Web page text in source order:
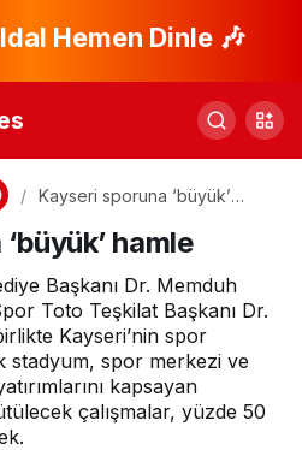
Hemen Dinle 🎶
Kayseri sporuna ‘büyük’
hamle
Başkanı Dr. Memduh
Toto Teşkilat Başkanı Dr.
Kayseri’nin spor
stadyum, spor merkezi ve
kapsayan
çalışmalar, yüzde 50
Paylaş